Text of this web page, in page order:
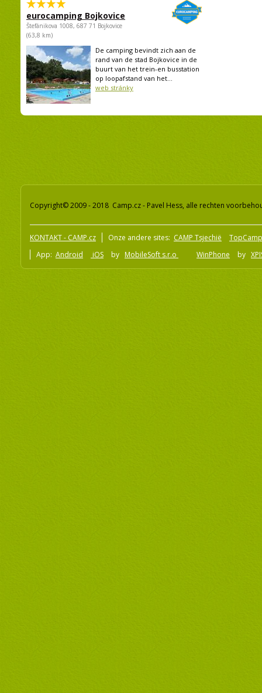
eurocamping Bojkovice
Štefánikova 1008, 687 71 Bojkovice
(63,8 km)
De camping bevindt zich aan de
rand van de stad Bojkovice in de
buurt van het trein-en busstation
op loopafstand van het...
web stránky
Copyright© 2009 - 2018 Camp.cz - Pavel Hess, alle rechten
KONTAKT - CAMP.cz Onze andere sites: CAMP Tsjechië
App: Android iOS by MobileSoft s.r.o WinPhone by